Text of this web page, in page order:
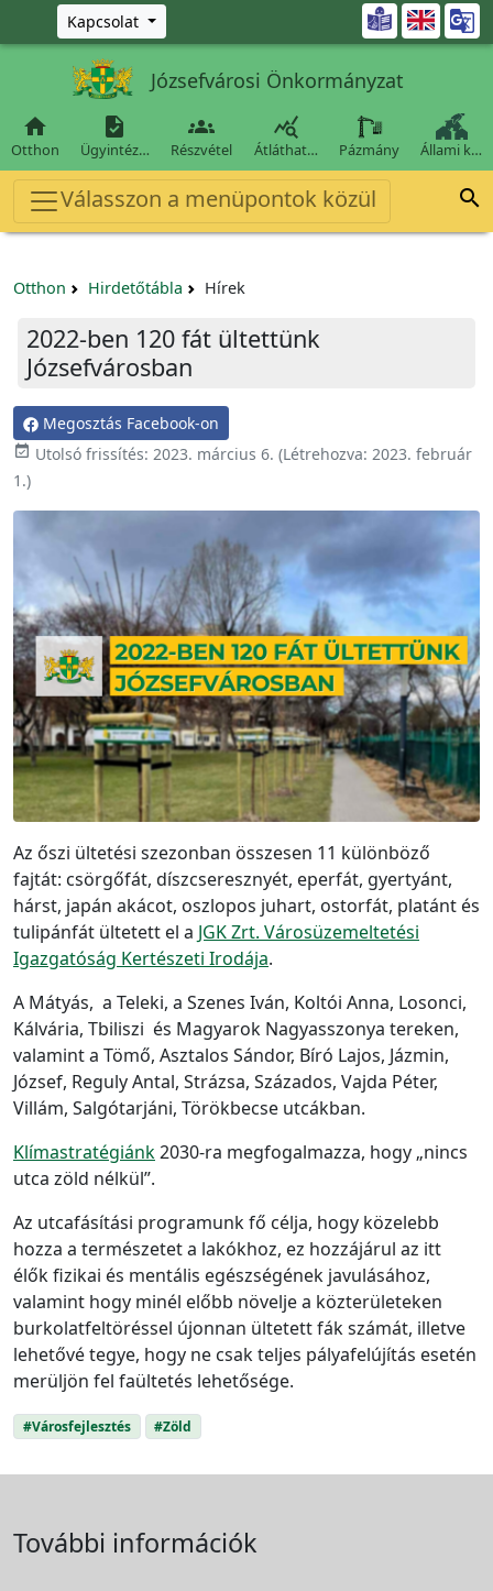
Ugrás a fő tartalomra
Kapcsolat 
Józsefvárosi Önkormányzat

Otthon

Ügyintéz…

Részvétel

Átláthat… Pázmány Állami k…
Válasszon a menüpontok közül 
Otthon Hirdetőtábla Hírek
2022-ben 120 fát ültettünk
Józsefvárosban
Megosztás Facebook-on
 Utolsó frissítés: 2023. március 6. (Létrehozva: 2023. február
1.)
Az őszi ültetési szezonban összesen 11 különböző
fajtát: csörgőfát, díszcseresznyét, eperfát, gyertyánt,
hárst, japán akácot, oszlopos juhart, ostorfát, platánt és
tulipánfát ültetett el a JGK Zrt. Városüzemeltetési
Igazgatóság Kertészeti Irodája.
A Mátyás, a Teleki, a Szenes Iván, Koltói Anna, Losonci,
Kálvária, Tbiliszi és Magyarok Nagyasszonya tereken,
valamint a Tömő, Asztalos Sándor, Bíró Lajos, Jázmin,
József, Reguly Antal, Strázsa, Százados, Vajda Péter,
Villám, Salgótarjáni, Törökbecse utcákban.
Klímastratégiánk2030-ra megfogalmazza, hogy „nincs
utca zöld nélkül”.
Az utcafásítási programunk fő célja, hogy közelebb
hozza a természetet a lakókhoz, ez hozzájárul az itt
élők fizikai és mentális egészségének javulásához,
valamint hogy minél előbb növelje a közterületeken
burkolatfeltöréssel újonnan ültetett fák számát, illetve
lehetővé tegye, hogy ne csak teljes pályafelújítás esetén
merüljön fel faültetés lehetősége.
#Városfejlesztés #Zöld
További információk